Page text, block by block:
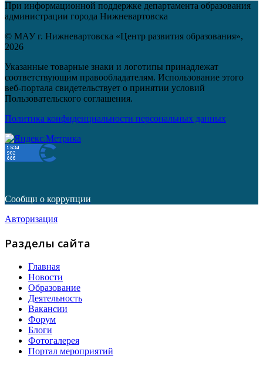
При информационной поддержке департамента образования
администрации города Нижневартовска
© МАУ г. Нижневартовска «Центр развития образования»,
2026
Указанные товарные знаки и логотипы принадлежат
соответствующим правообладателям. Использование этого
веб-портала свидетельствует о принятии условий
Пользовательского соглашения.
Политика конфиденциальности персональных данных
Сообщи о коррупции
Авторизация
Разделы сайта
Главная
Новости
Образование
Деятельность
Вакансии
Форум
Блоги
Фотогалерея
Портал мероприятий